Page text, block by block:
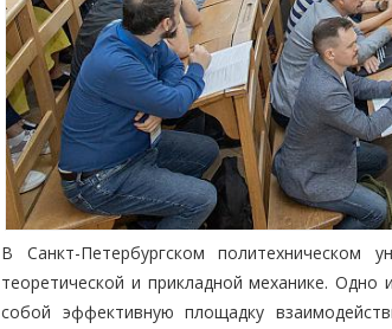
В Санкт-Петербургском политехническом
теоретической и прикладной механике. Одно
собой эффективную площадку